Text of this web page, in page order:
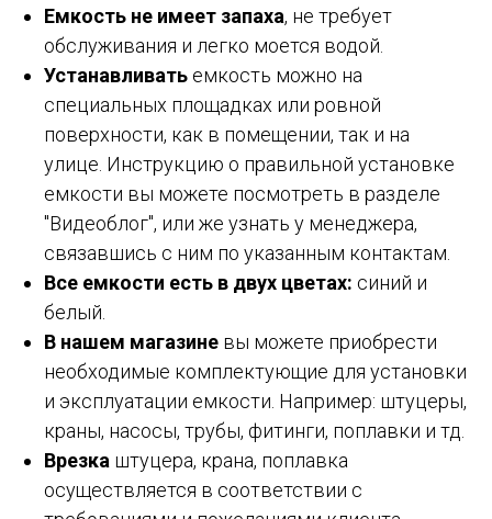
Емкость не имеет запаха, не требует
обслуживания и легко моется водой.
Устанавливать емкость можно на
специальных площадках или ровной
поверхности, как в помещении, так и на
улице. Инструкцию о правильной установке
емкости вы можете посмотреть в разделе
"Видеоблог", или же узнать у менеджера,
связавшись с ним по указанным контактам.
Все емкости есть в двух цветах: синий и
белый.
В нашем магазине вы можете приобрести
необходимые комплектующие для установки
и эксплуатации емкости. Например: штуцеры,
краны, насосы, трубы, фитинги, поплавки и тд.
Врезка штуцера, крана, поплавка
осуществляется в соответствии с